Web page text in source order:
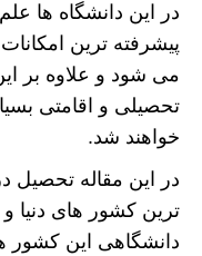
در این دانشگاه ها
پیشرفته ترین
می شود و علاوه بر
تحصیلی و اقامتی
خواهند شد.
در این مقاله
ترین کشور های دنیا
دانشگاهی این کشور